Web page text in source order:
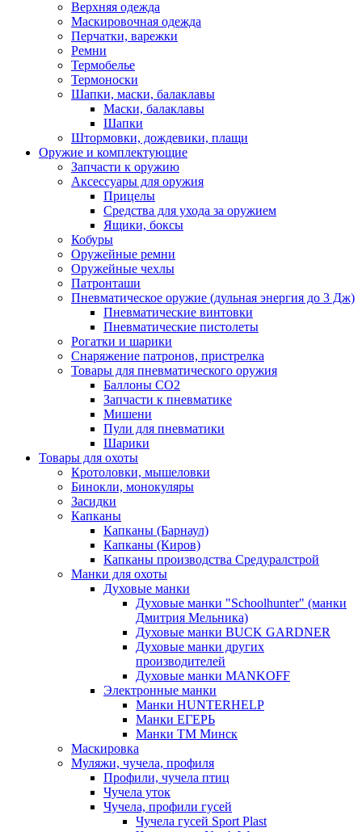
Верхняя одежда
Маскировочная одежда
Перчатки, варежки
Ремни
Термобелье
Термоноски
Шапки, маски, балаклавы
Маски, балаклавы
Шапки
Штормовки, дождевики, плащи
Оружие и комплектующие
Запчасти к оружию
Аксессуары для оружия
Прицелы
Средства для ухода за оружием
Ящики, боксы
Кобуры
Оружейные ремни
Оружейные чехлы
Патронташи
Пневматическое оружие (дульная энергия до 3 Дж)
Пневматические винтовки
Пневматические пистолеты
Рогатки и шарики
Снаряжение патронов, пристрелка
Товары для пневматического оружия
Баллоны СО2
Запчасти к пневматике
Мишени
Пули для пневматики
Шарики
Товары для охоты
Кротоловки, мышеловки
Бинокли, монокуляры
Засидки
Капканы
Капканы (Барнаул)
Капканы (Киров)
Капканы производства Средуралстрой
Манки для охоты
Духовые манки
Духовые манки "Schoolhunter" (манки
Дмитрия Мельника)
Духовые манки BUCK GARDNER
Духовые манки других
производителей
Духовые манки MANKOFF
Электронные манки
Манки HUNTERHELP
Манки ЕГЕРЬ
Манки ТМ Минск
Маскировка
Муляжи, чучела, профиля
Профили, чучела птиц
Чучела уток
Чучела, профили гусей
Чучела гусей Sport Plast